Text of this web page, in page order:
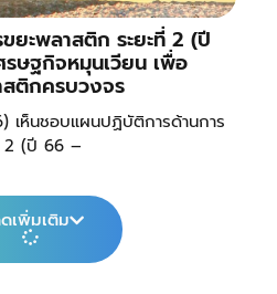
ยะพลาสติก ระยะที่ 2 (ปี
ษฐกิจหมุนเวียน เพื่อ
สติกครบวงจร
เห็นชอบแผนปฏิบัติการด้านการ
2 (ปี 66 –
เพิ่มเติม